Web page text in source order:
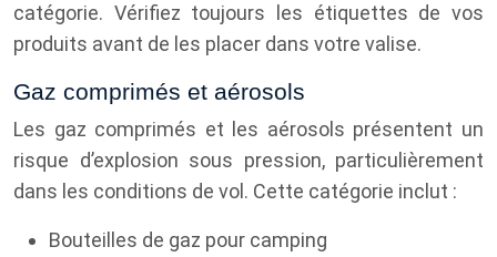
catégorie. Vérifiez toujours les étiquettes de vos
produits avant de les placer dans votre valise.
Gaz comprimés et aérosols
Les gaz comprimés et les aérosols présentent un
risque d’explosion sous pression, particulièrement
dans les conditions de vol. Cette catégorie inclut :
Bouteilles de gaz pour camping